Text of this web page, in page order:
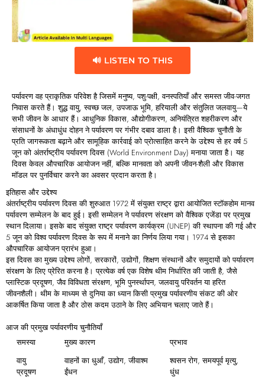
🔊 LISTEN TO THIS
पर्यावरण वह प्राकृतिक परिवेश है जिसमें मनुष्य, पशु-पक्षी, वनस्पतियाँ और समस्त जीव-जगत
निवास करते हैं। शुद्ध वायु, स्वच्छ जल, उपजाऊ भूमि, हरियाली और संतुलित जलवायु—ये
सभी जीवन के आधार हैं। आधुनिक विकास, औद्योगीकरण, अनियंत्रित शहरीकरण और
संसाधनों के अंधाधुंध दोहन ने पर्यावरण पर गंभीर दबाव डाला है। इसी वैश्विक चुनौती के
प्रति जागरूकता बढ़ाने और सामूहिक कार्रवाई को प्रोत्साहित करने के उद्देश्य से हर वर्ष 5
जून को अंतर्राष्ट्रीय पर्यावरण दिवस (World Environment Day) मनाया जाता है। यह
दिवस केवल औपचारिक आयोजन नहीं, बल्कि मानवता को अपनी जीवन-शैली और विकास
मॉडल पर पुनर्विचार करने का अवसर प्रदान करता है।
इतिहास औरउद्देश्य
अंतर्राष्ट्रीय पर्यावरण दिवस की शुरुआत 1972 में संयुक्त राष्ट्र द्वारा आयोजित स्टॉकहोम मानव
पर्यावरण सम्मेलन के बाद हुई। इसी सम्मेलन ने पर्यावरण संरक्षण को वैश्विक एजेंडा पर प्रमुख
स्थान दिलाया। इसके बाद संयुक्त राष्ट्र पर्यावरण कार्यक्रम (UNEP) की स्थापना की गई और
5 जून को विश्व पर्यावरण दिवस के रूप में मनाने का निर्णय लिया गया। 1974 से इसका
औपचारिक आयोजन प्रारंभ हुआ।
इस दिवस का मुख्य उद्देश्य लोगों, सरकारों, उद्योगों, शिक्षण संस्थानों और समुदायों को पर्यावरण
संरक्षण के लिए प्रेरित करना है। प्रत्येक वर्ष एक विशेष थीम निर्धारित की जाती है, जैसे
प्लास्टिक प्रदूषण, जैव विविधता संरक्षण, भूमि पुनर्स्थापन, जलवायु परिवर्तन या हरित
जीवनशैली। थीम के माध्यम से दुनिया का ध्यान किसी प्रमुख पर्यावरणीय संकट की ओर
आकर्षित किया जाता है और ठोस कदम उठाने के लिए अभियान चलाए जाते हैं।
आजकीप्रमुखपर्यावरणीयचुनौतियाँ
समस्या
मुख्यकारण
प्रभाव
वायु
प्रदूषण
वाहनों का धुआँ, उद्योग, जीवाश्म
ईंधन
श्वसन रोग, समयपूर्व मृत्यु,
धुंध